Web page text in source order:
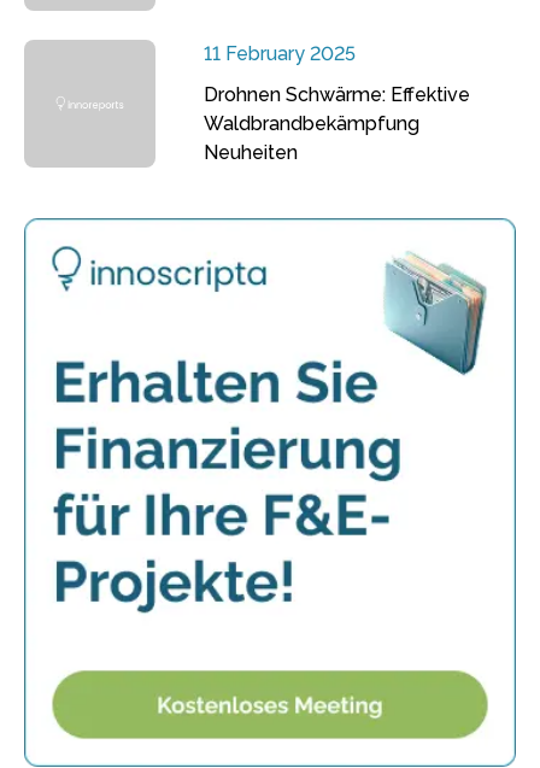
11 February 2025
Drohnen Schwärme: Effektive
Waldbrandbekämpfung
Neuheiten